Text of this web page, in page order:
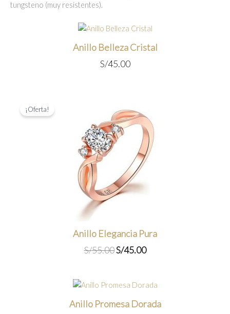
tungsteno (muy resistentes).
Anillo Belleza Cristal
S/45.00
¡Oferta!
Anillo Elegancia Pura
S/55.00El
era:
S/45.00El
es:
Anillo Promesa Dorada